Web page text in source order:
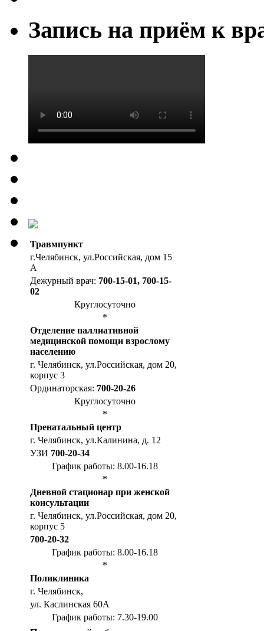
Запись на приём к
Травмпункт
г.Челябинск, ул.Российская, дом 15
А
Дежурный врач: 700-15-01, 700-15-
02
Круглосуточно
*
Отделение паллиативной
медицинской помощи взрослому
населению
г. Челябинск, ул.Российская, дом 20,
корпус 3
Ординаторская: 700-20-26
Круглосуточно
*
Пренатальный центр
г. Челябинск, ул.Калинина, д. 12
УЗИ 700-20-34
График работы: 8.00-16.18
*
Дневной стационар при женской
консультации
г. Челябинск, ул.Российская, дом 20,
корпус 5
700-20-32
График работы: 8.00-16.18
*
Поликлиника
г. Челябинск,
ул. Каслинская 60А
График работы: 7.30-19.00